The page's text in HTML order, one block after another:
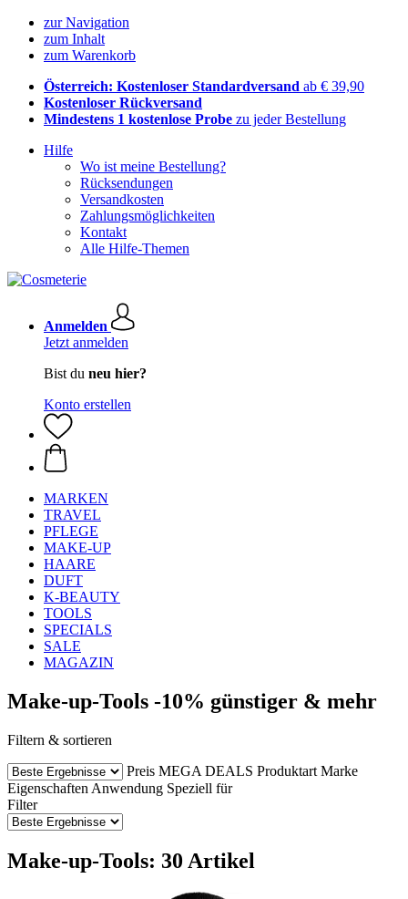
zur Navigation
zum Inhalt
zum Warenkorb
Österreich: Kostenloser Standardversand ab € 39,90
Kostenloser Rückversand
Mindestens 1 kostenlose Probe zu jeder Bestellung
Hilfe
Wo ist meine Bestellung?
Rücksendungen
Versandkosten
Zahlungsmöglichkeiten
Kontakt
Alle Hilfe-Themen
Anmelden
Jetzt anmelden
Bist du neu hier?
Konto erstellen
MARKEN
TRAVEL
PFLEGE
MAKE-UP
HAARE
DUFT
K-BEAUTY
TOOLS
SPECIALS
SALE
MAGAZIN
Make-up-Tools -10% günstiger & mehr
Filtern & sortieren
Preis MEGA DEALS Produktart Marke
Eigenschaften Anwendung Speziell für
Filter
Make-up-Tools: 30 Artikel